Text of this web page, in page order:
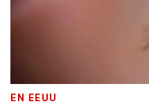
EN EEUU